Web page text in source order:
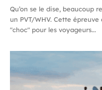
Qu’on se le dise, beaucoup
un PVT/WHV. Cette
"choc" pour les voyageurs...